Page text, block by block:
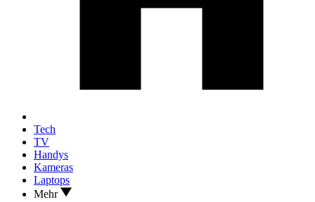
Tech
TV
Handys
Kameras
Laptops
Mehr